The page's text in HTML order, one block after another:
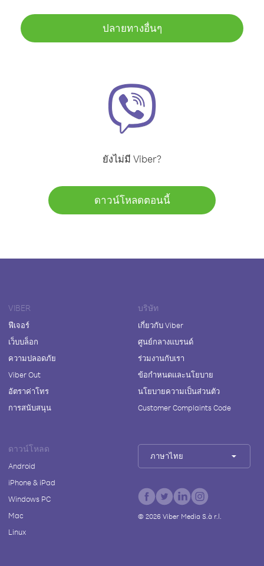
ปลายทางอื่นๆ
ยังไม่มี Viber?
ดาวน์โหลดตอนนี้
VIBER
ฟีเจอร์
เว็บบล็อก
ความปลอดภัย
Viber Out
อัตราค่าโทร
การสนับสนุน
บริษัท
เกี่ยวกับ Viber
ศูนย์กลางแบรนด์
ร่วมงานกับเรา
ข้อกำหนดและนโยบาย
นโยบายความเป็นส่วนตัว
Customer Complaints Code
ดาวน์โหลด
Android
iPhone & iPad
Windows PC
Mac
Linux
ภาษาไทย
© 2026Viber Media S.à r.l.